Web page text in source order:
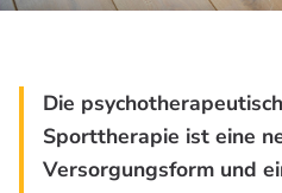
Die
Sporttherapie ist eine
Versorgungsform und